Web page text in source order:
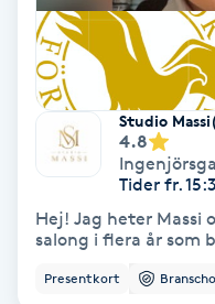
Hårförlängning
Hårvård
Hälsa
Hälsprickor
Studio
4.8
Tider fr.
Hej! Jag heter Massi
salong i flera år som
Presentkort